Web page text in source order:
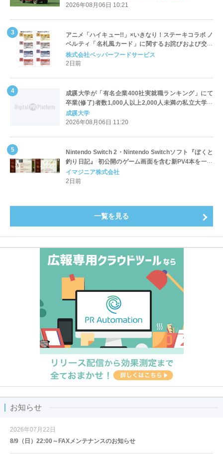
2026年08月06日 10:21
アニメ「ハイキュー!!」×いきなり！ステーキコラボ ノ
ベルティ「名札風カード」に関するお詫びおよび交換
対応についてのご案内
株式会社ペッパーフードサービス
2日前
成蹊大学が「有名企業400社実就職ランキング」にて
卒業(修了)者数1,000人以上2,000人未満の私立大学で
全国第1位を獲得！～実就職率は26.5%（前年比＋
4.3pt）に伸長、東京の私立大学でも10位にランクイン
成蹊大学
2026年08月06日 11:20
Nintendo Switch 2・Nintendo Switchソフト『ぼくと
釣り日記』 初公開のゲーム画面を含む新PV4本を一挙
公開！
イマジニア株式会社
2日前
一覧を見る
お知らせ
2026年07月22日
8/9（日）22:00～FAXメンテナンスのお知らせ